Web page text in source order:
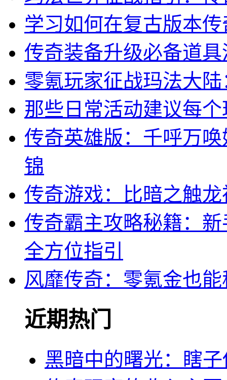
学习如何在复古版本
传奇装备升级必备道
零氪玩家征战玛法大
那些日常活动建议每
传奇英雄版：千呼万
锦
传奇游戏：比暗之触
传奇霸主攻略秘籍：
全方位指引
风靡传奇：零氪金也
近期热门
黑暗中的曙光：瞎